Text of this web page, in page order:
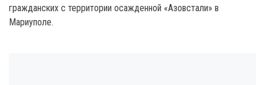
гражданских с территории осажденной «Азовстали» в
Мариуполе.